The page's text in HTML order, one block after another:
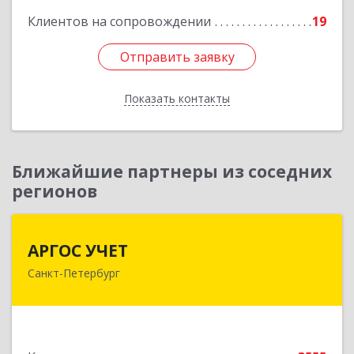
Клиентов на сопровождении 19
Отправить заявку
Показать контакты
Отправить заявку
Назад
Ближайшие партнеры из соседних
регионов
АРГОС УЧЕТ
Санкт-Петербург
196191, Санкт-Петербург г, Конституции пл,